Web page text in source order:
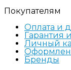
Покупателям
Оплата и
Гарантия
Личный
Бренды